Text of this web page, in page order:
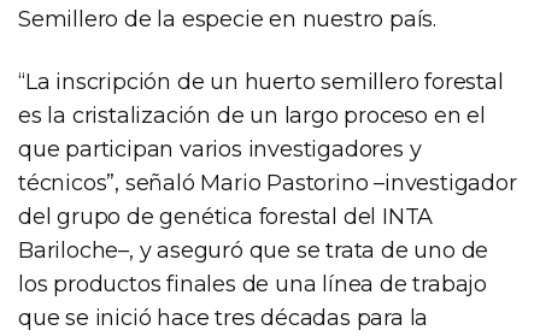
Semillero de la especie en nuestro país.
“La inscripción de un huerto semillero forestal
es la cristalización de un largo proceso en el
que participan varios investigadores y
técnicos”, señaló Mario Pastorino –investigador
del grupo de genética forestal del INTA
Bariloche–, y aseguró que se trata de uno de
los productos finales de una línea de trabajo
que se inició hace tres décadas para la